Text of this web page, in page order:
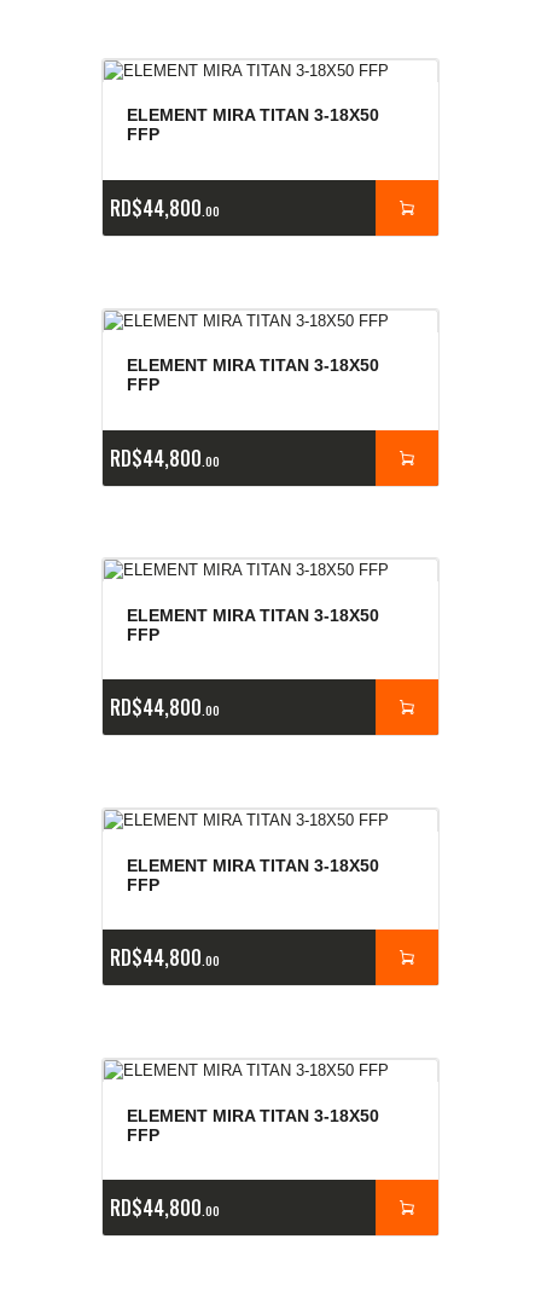
ELEMENT MIRA TITAN 3-18X50
FFP
RD$44,800 00
ELEMENT MIRA TITAN 3-18X50
FFP
RD$44,800 00
ELEMENT MIRA TITAN 3-18X50
FFP
RD$44,800 00
ELEMENT MIRA TITAN 3-18X50
FFP
RD$44,800 00
ELEMENT MIRA TITAN 3-18X50
FFP
RD$44,800 00